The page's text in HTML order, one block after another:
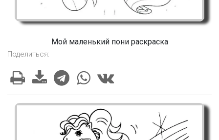
Мой маленький пони раскраска
Поделиться: